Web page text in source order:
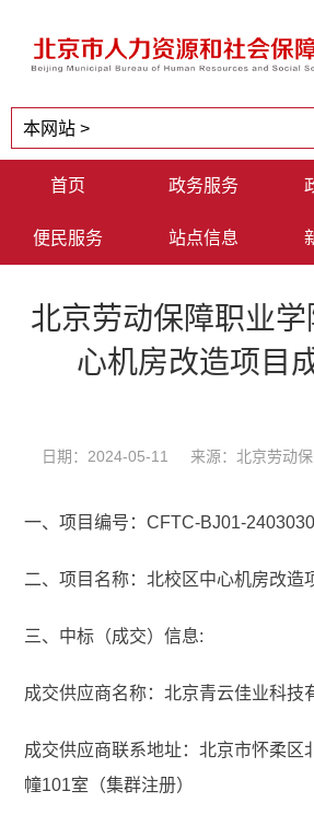
首页 政务服务
便民服务 站点信息
北京劳动保障职业
心机房改造项目
日期：2024-05-11 来源：北京劳动保
一、项目编号：CFTC-BJ01-2403030
二、项目名称：北校区中心机房改造
三、中标（成交）信息:
成交供应商名称：北京青云佳业科技
成交供应商联系地址：北京市怀柔区
幢101室（集群注册）